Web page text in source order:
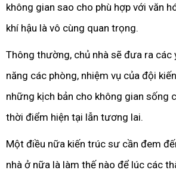
không gian sao cho phù hợp với văn
khí hậu là vô cùng quan trọng.
Thông thường, chủ nhà sẽ đưa ra các
năng các phòng, nhiệm vụ của đội
những kịch bản cho không gian sống
thời điểm hiện tại lẫn tương lai.
Một điều nữa kiến trúc sư cần đem
nhà ở nữa là làm thế nào để lúc các